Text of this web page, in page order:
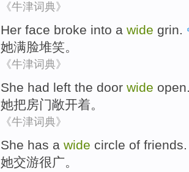
《牛津词典》
Her face broke into a wide grin.
她满脸堆笑。
《牛津词典》
She had left the door wide open
她把房门敞开着。
《牛津词典》
She has a wide circle of friends.
她交游很广。